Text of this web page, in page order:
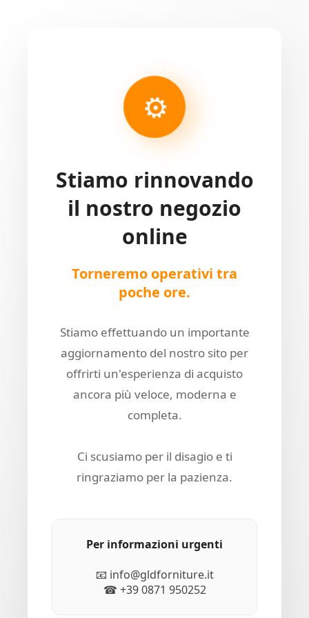
⚙
Stiamo rinnovando
il nostro negozio
online
Torneremo operativi tra
poche ore.
Stiamo effettuando un importante
aggiornamento del nostro sito per
offrirti un'esperienza di acquisto
ancora più veloce, moderna e
completa.
Ci scusiamo per il disagio e ti
ringraziamo per la pazienza.
Per informazioni urgenti
📧 info@gldforniture.it
☎ +39 0871 950252